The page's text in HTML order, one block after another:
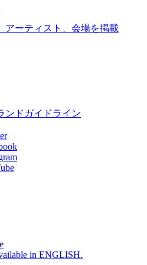
アーティスト、会場を掲載
ンドガイドライン
in ENGLISH.